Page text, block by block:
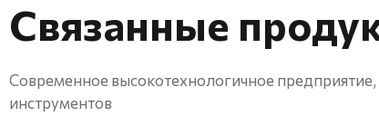
Связанные
Современное высокотехнологичное
инструментов